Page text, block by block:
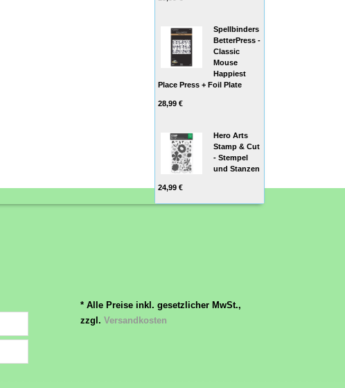
Spellbinders
BetterPress -
Classic
Mouse
Happiest
Place Press + Foil Plate
28,99 €
Hero Arts
Stamp & Cut
- Stempel
und Stanzen
24,99 €
* Alle Preise inkl. gesetzlicher MwSt.,
zzgl. Versandkosten